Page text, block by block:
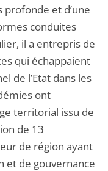
et d’une
conduites
il a entrepris de
qui échappaient
de l’Etat dans les
ont
territorial issu de
de 13
de région ayant
et de gouvernance